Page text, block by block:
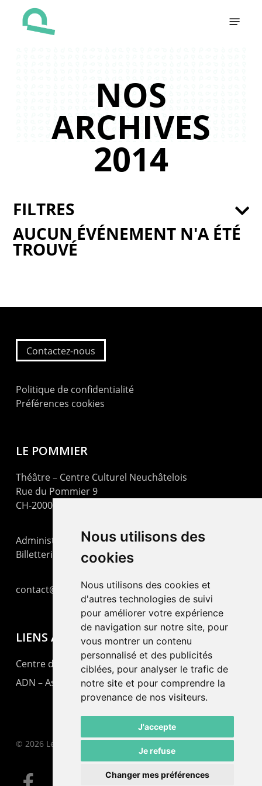
Nous utilisons des
cookies
Nous utilisons des cookies et
d'autres technologies de suivi
pour améliorer votre expérience
de navigation sur notre site, pour
vous montrer un contenu
personnalisé et des publicités
ciblées, pour analyser le trafic de
notre site et pour comprendre la
provenance de nos visiteurs.
J'accepte
Je refuse
Changer mes préférences
NOS
ARCHIVES
2014
AUCUN ÉVÉNEMENT N'A ÉTÉ
TROUVÉ
FILTRES
Contactez-nous
Politique de confidentialité
Préférences cookies
LE POMMIER
Théâtre – Centre Culturel Neuchâtelois
Rue du Pommier 9
CH-2000 Neuchâtel
Administration : +41 32 725 03 03
Billetterie : +41 32 725 05 05
contact@lepommier.ch
LIENS AMIS
Centre de culture ABC
ADN – Association Danse Neuchâtel
© 2026 Le Pommier.
facebook email